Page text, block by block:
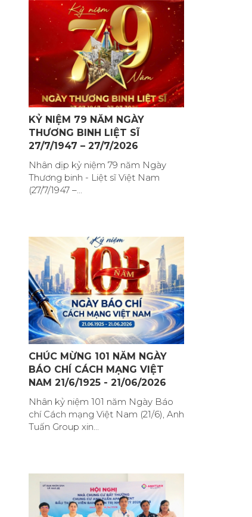
KỶ NIỆM 79 NĂM NGÀY
THƯƠNG BINH LIỆT SĨ
27/7/1947 – 27/7/2026
Nhân dịp kỷ niệm 79 năm Ngày
Thương binh - Liệt sĩ Việt Nam
(27/7/1947 –...
CHÚC MỪNG 101 NĂM NGÀY
BÁO CHÍ CÁCH MẠNG VIỆT
NAM 21/6/1925 - 21/06/2026
Nhân kỷ niệm 101 năm Ngày Báo
chí Cách mạng Việt Nam (21/6), Anh
Tuấn Group xin...